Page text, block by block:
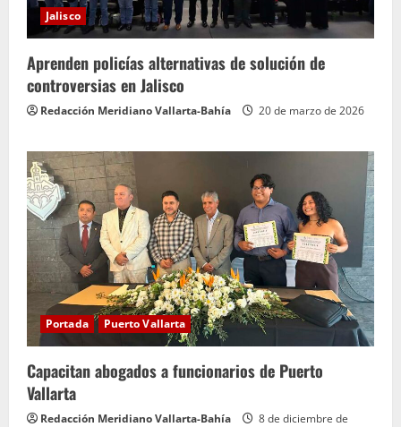
Jalisco
Aprenden policías alternativas de solución de
controversias en Jalisco
Redacción Meridiano Vallarta-Bahía 20 de marzo de 2026
Portada Puerto Vallarta
Capacitan abogados a funcionarios de Puerto
Vallarta
Redacción Meridiano Vallarta-Bahía
8 de diciembre de